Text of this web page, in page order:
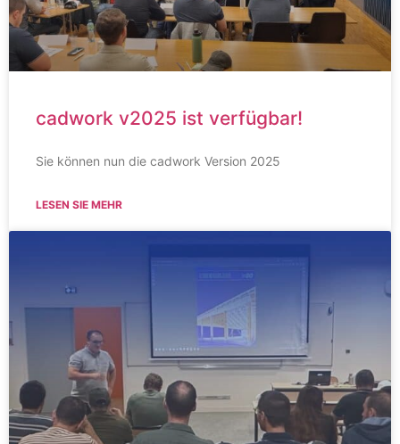
cadwork v2025 ist verfügbar!
Sie können nun die cadwork Version 2025
LESEN SIE MEHR